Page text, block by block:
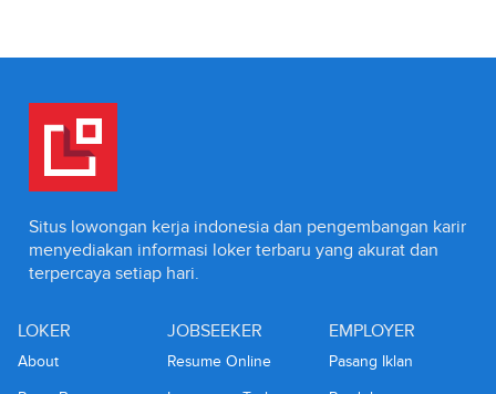
Situs lowongan kerja indonesia dan pengembangan karir
menyediakan informasi loker terbaru yang akurat dan
terpercaya setiap hari.
LOKER
About
JOBSEEKER
Resume Online
EMPLOYER
Pasang Iklan